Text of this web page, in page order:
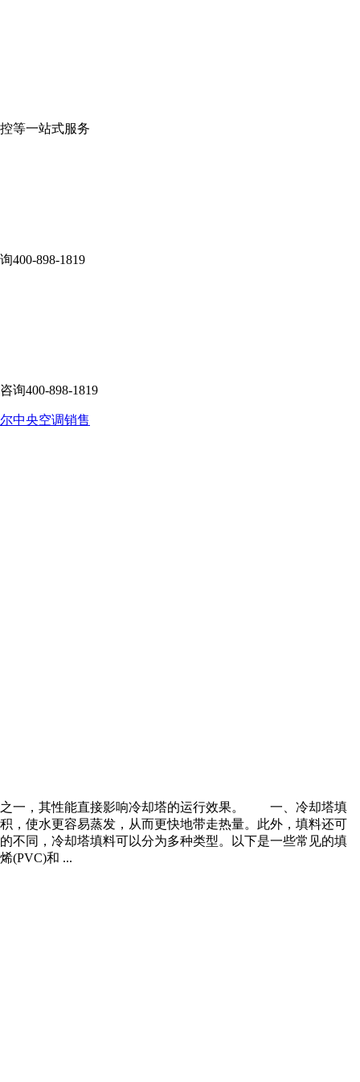
等一站式服务
400-898-1819
询400-898-1819
中央空调销售
一，其性能直接影响冷却塔的运行效果。 一、冷却塔填
使水更容易蒸发，从而更快地带走热量。此外，填料还可
同，冷却塔填料可以分为多种类型。以下是一些常见的填
(PVC)和 ...